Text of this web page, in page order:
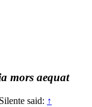
mors aequat
said: ↑